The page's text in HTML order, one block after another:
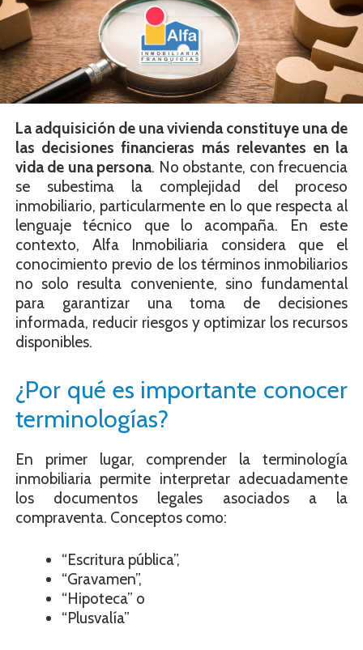
La adquisición de una vivienda constituye una de
las decisiones financieras más relevantes en la
vida de una persona. No obstante, con frecuencia
se subestima la complejidad del proceso
inmobiliario, particularmente en lo que respecta al
lenguaje técnico que lo acompaña. En este
contexto, Alfa Inmobiliaria considera que el
conocimiento previo de los términos inmobiliarios
no solo resulta conveniente, sino fundamental
para garantizar una toma de decisiones
informada, reducir riesgos y optimizar los recursos
disponibles.
¿Por qué es importante conocer
terminologías?
En primer lugar, comprender la terminología
inmobiliaria permite interpretar adecuadamente
los documentos legales asociados a la
compraventa. Conceptos como:
“Escritura pública”,
“Gravamen”,
“Hipoteca” o
“Plusvalía”